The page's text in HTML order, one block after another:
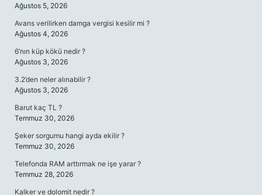
Ağustos 5, 2026
Avans verilirken damga vergisi kesilir mi ?
Ağustos 4, 2026
6’nın küp kökü nedir ?
Ağustos 3, 2026
3.2’den neler alınabilir ?
Ağustos 3, 2026
Barut kaç TL ?
Temmuz 30, 2026
Şeker sorgumu hangi ayda ekilir ?
Temmuz 30, 2026
Telefonda RAM arttırmak ne işe yarar ?
Temmuz 28, 2026
Kalker ve dolomit nedir ?